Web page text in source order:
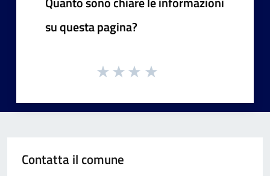
su questa pagina?
Contatta il comune